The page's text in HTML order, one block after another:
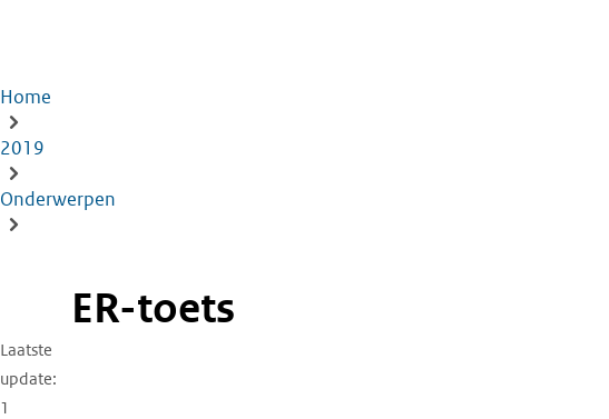
Kruimelpad
Home
2019
Onderwerpen
ER-toets
Laatste
update
1